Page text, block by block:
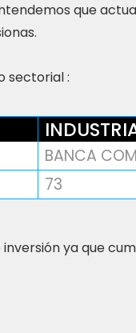
que
sectorial :
BANCA
73
ya que